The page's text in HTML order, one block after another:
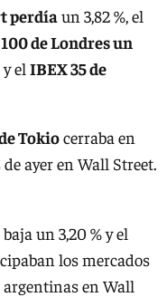
perdíaun 3,82 %, el
100 de Londres un
y el IBEX 35 de
Tokiocerraba en
ayer en Wall Street.
un 3,20 % y el
los mercados
en Wall